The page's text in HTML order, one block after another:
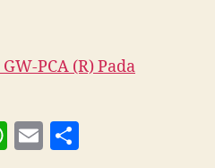
PCA (R) Pada
W E